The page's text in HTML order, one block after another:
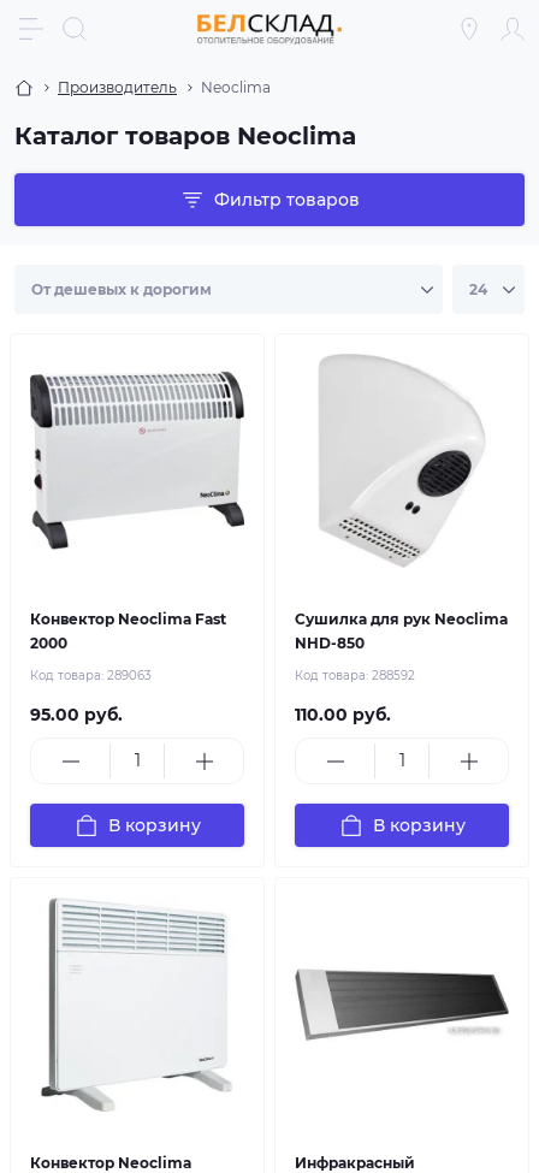
Производитель Neoclima
Каталог товаров Neoclima
Фильтр товаров
Конвектор Neoclima Fast
2000
Код товара: 289063
95.00 руб.
В корзину
Сушилка для рук Neoclima
NHD-850
Код товара: 288592
110.00 руб.
В корзину
Конвектор Neoclima
Инфракрасный